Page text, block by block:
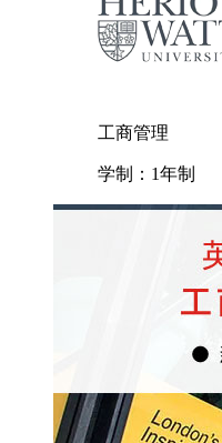
工商管理
学制： 1年制